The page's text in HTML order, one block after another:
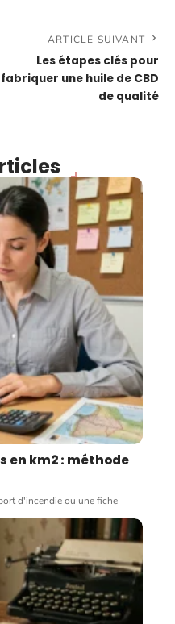
ARTICLE SUIVANT
Les étapes clés pour
fabriquer une huile de CBD
de qualité
en km2 : méthode
d'incendie ou une fiche